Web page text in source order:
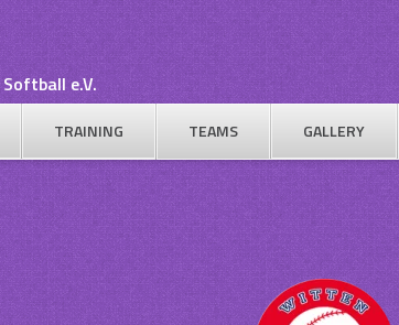
e.V.
TRAINING TEAMS GALLERY